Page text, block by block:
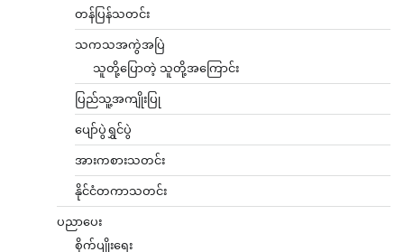
တန်ပြန်သတင်း
သကသအကွဲအပြဲ
သူတို့ပြောတဲ့ သူတို့အကြောင်း
ပြည်သူ့အကျိုးပြု
ပျော်ပွဲရွှင်ပွဲ
အားကစားသတင်း
နိုင်ငံတကာသတင်း
ပညာပေး
စိုက်ပျိုးရေး